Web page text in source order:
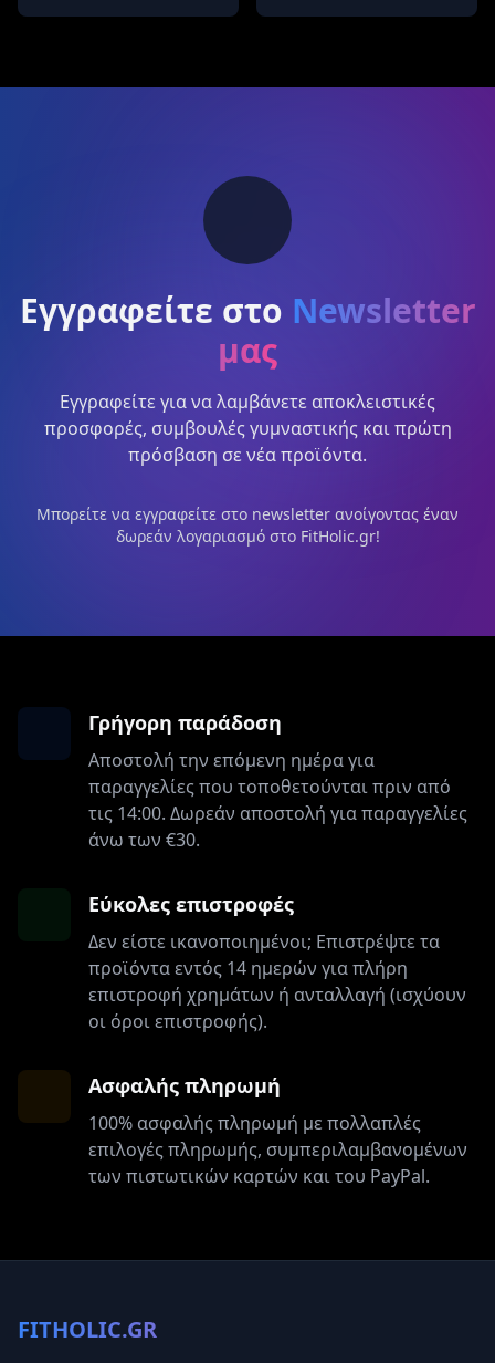
Εγγραφείτε στο Newsletter
μας
Εγγραφείτε για να λαμβάνετε αποκλειστικές
προσφορές, συμβουλές γυμναστικής και πρώτη
πρόσβαση σε νέα προϊόντα.
Μπορείτε να εγγραφείτε στο newsletter ανοίγοντας έναν
δωρεάν λογαριασμό στο FitHolic.gr!
Γρήγορη παράδοση
Αποστολή την επόμενη ημέρα για
παραγγελίες που τοποθετούνται πριν από
τις 14:00. Δωρεάν αποστολή για παραγγελίες
άνω των €30.
Εύκολες επιστροφές
Δεν είστε ικανοποιημένοι; Επιστρέψτε τα
προϊόντα εντός 14 ημερών για πλήρη
επιστροφή χρημάτων ή ανταλλαγή (ισχύουν
οι όροι επιστροφής).
Ασφαλής πληρωμή
100% ασφαλής πληρωμή με πολλαπλές
επιλογές πληρωμής, συμπεριλαμβανομένων
των πιστωτικών καρτών και του PayPal.
FITHOLIC.GR